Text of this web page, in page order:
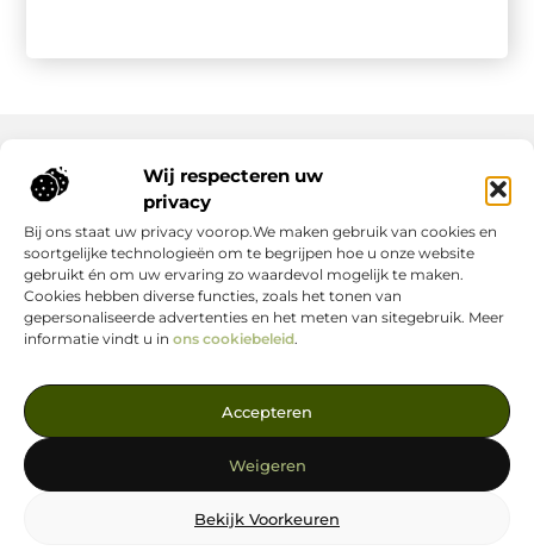
Wij respecteren uw
privacy
Bij ons staat uw privacy voorop.We maken gebruik van cookies en
soortgelijke technologieën om te begrijpen hoe u onze website
gebruikt én om uw ervaring zo waardevol mogelijk te maken.
Cookies hebben diverse functies, zoals het tonen van
gepersonaliseerde advertenties en het meten van sitegebruik. Meer
informatie vindt u in ons cookiebeleid.
Accepteren
Weigeren
Bekijk Voorkeuren
— Ontdek inspirerende verhalen, nuttige tips en waardevolle
artikelen, allemaal op één centrale plek. Start je leesavontuur
vandaag op linkstrategie.nl!
Onze informatie